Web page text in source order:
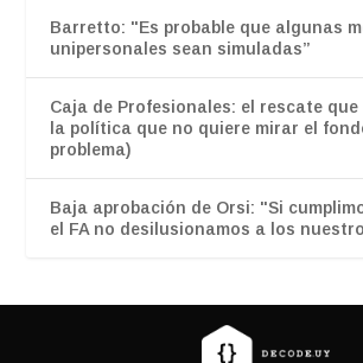
Barretto: "Es probable que algunas
unipersonales sean simuladas”
Caja de Profesionales: el rescate
la política que no quiere mirar el
problema)
Baja aprobación de Orsi: "Si
el FA no desilusionamos a los